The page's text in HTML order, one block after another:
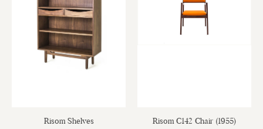
Risom Shelves Risom C142 Chair (1955)